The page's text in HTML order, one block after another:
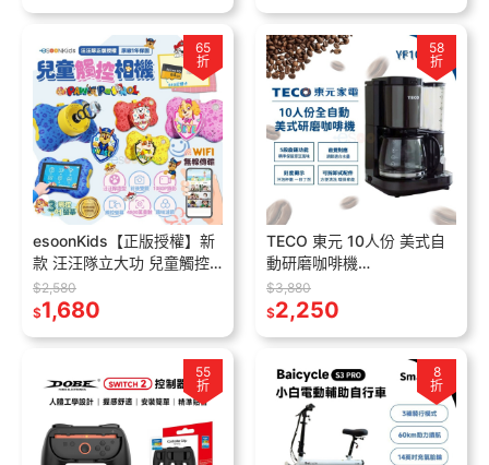
65
折
esoonKids【正版授權】新
款 汪汪隊立大功 兒童觸控
相機【免運】4900萬 WiFi
傳輸 兒童相機 汪汪隊 禮物
$2,580
$1,680
58
折
TECO 東元 10人份 美式自
動研磨咖啡機
YF1007CB【現貨 免運】咖
啡機 研磨 美式咖啡機 磨豆
機 自動保溫
$3,880
$2,250
55
折
8
折